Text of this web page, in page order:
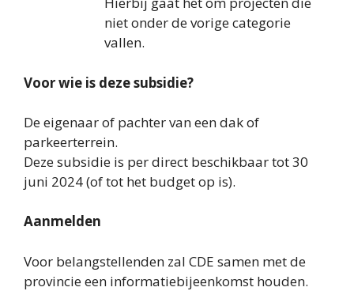
niet onder de vorige categorie
vallen.
Voor wie is deze subsidie?
De eigenaar of pachter van een dak of
parkeerterrein.
Deze subsidie is per direct beschikbaar tot 30
juni 2024 (of tot het budget op is).
Aanmelden
Voor belangstellenden zal CDE samen met de
provincie een informatiebijeenkomst houden.